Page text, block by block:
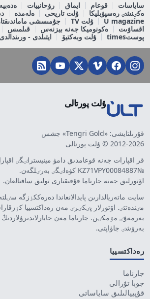
ساياسات قوعام ايماق رۋحانييات
ەكٸنشٸ رەسپۋبليكا
ۇلت تاريحى ەلەمدە
U magazine
ۇلت TV
جۇمىسشى
اقساۋىت
ەكونوميكا جەنە بيزنەس قىلمىس
پوستtimes
ۇلت وبەكتيۆ ايتىلدى -
ۇلت پورتالى
قۇرىلتايشى: «Tengri Gold» جشس
2012-2026 © ۇلت پورتالى
قر اقپارات جەنە قوعامدىق دامۋ مينيسترلٸگٸ
№KZ71VPY00084887 كۋەلٸگٸ بەرٸلگەن.
اۆتورلىق جەنە جارناما قۇقىقتارى تولىق ساقتالعان.
سايت ماتەريالدارىن پايدالانعاندا دەرەككٶزگە
مٸندەتتٸ. اۆتورلار پٸكٸرٸ مەن رەداكتسييا
بەرمەۋٸ مٷمكٸن. جارناما مەن حابارلاندىرۋلاردىڭ
بەرۋشٸ جاۋاپتى.
رەداكتسييا
جارناما
جوبا تۋرالى
قۇپييالىلىق ساياساتى